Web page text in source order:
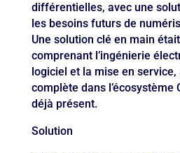
différentielles, avec une
les besoins futurs de
Une solution clé en main
comprenant l’ingénierie
logiciel et la mise en
complète dans l’écosystème
déjà présent.
Solution